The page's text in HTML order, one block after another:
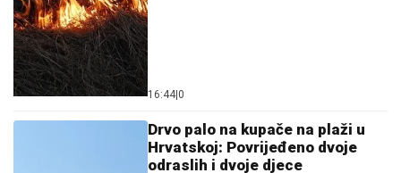
16:44 0
Drvo palo na kupače na plaži u
Hrvatskoj: Povrijeđeno dvoje
odraslih i dvoje djece